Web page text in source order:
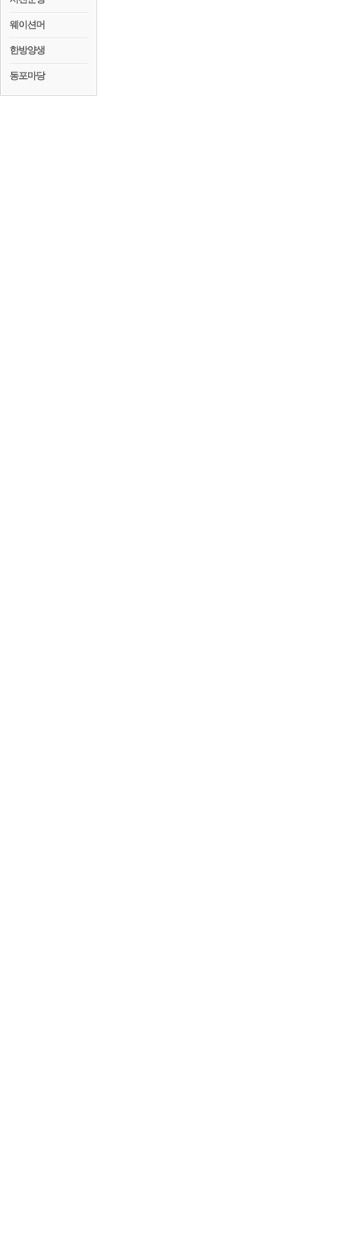
웨이션머
한방양생
동포마당